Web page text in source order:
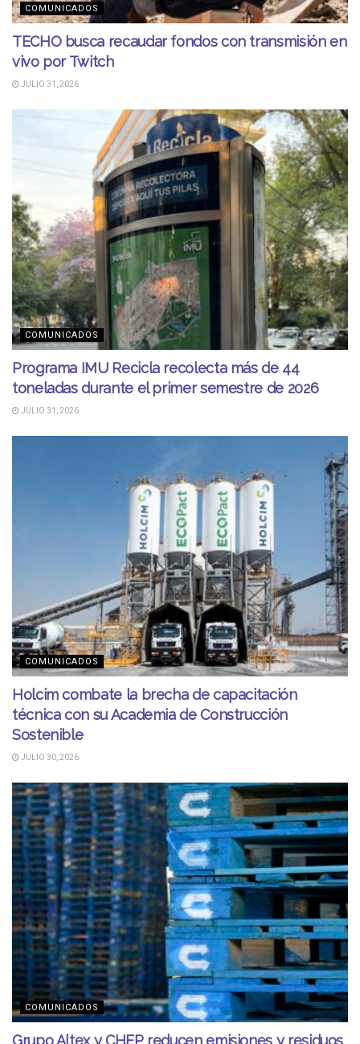
COMUNICADOS
TECHO busca recaudar fondos con transmisión en
vivo por Twitch
JULIO 31, 2026
COMUNICADOS
Programa IMU Recicla recolecta más de 44
toneladas durante el primer semestre de 2026
JULIO 31, 2026
COMUNICADOS
Holcim combate la brecha de capacitación
técnica con su Academia de Construcción
Sostenible
JULIO 30, 2026
COMUNICADOS